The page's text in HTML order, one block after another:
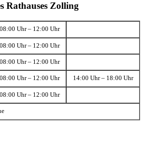
Rathauses Zolling
08:00 Uhr – 12:00 Uhr
08:00 Uhr – 12:00 Uhr
08:00 Uhr – 12:00 Uhr
08:00 Uhr – 12:00 Uhr 14:00 Uhr – 18:00 Uhr
08:00 Uhr – 12:00 Uhr